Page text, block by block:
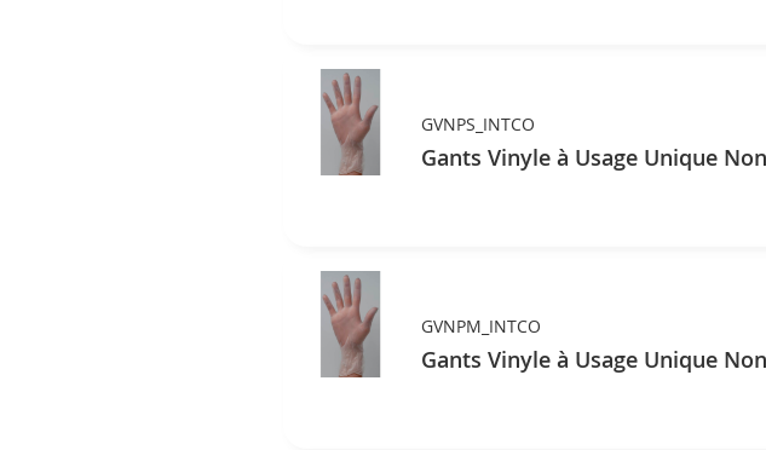
GVNPS_INTCO
Gants Vinyle à Usage Unique
GVNPM_INTCO
Gants Vinyle à Usage Unique